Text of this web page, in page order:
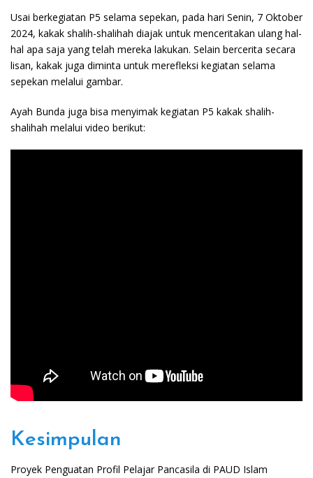
Usai berkegiatan P5 selama sepekan, pada hari Senin, 7 Oktober
2024, kakak shalih-shalihah diajak untuk menceritakan ulang hal-
hal apa saja yang telah mereka lakukan. Selain bercerita secara
lisan, kakak juga diminta untuk merefleksi kegiatan selama
sepekan melalui gambar.
Ayah Bunda juga bisa menyimak kegiatan P5 kakak shalih-
shalihah melalui video berikut:
Kesimpulan
Proyek Penguatan Profil Pelajar Pancasila di PAUD Islam